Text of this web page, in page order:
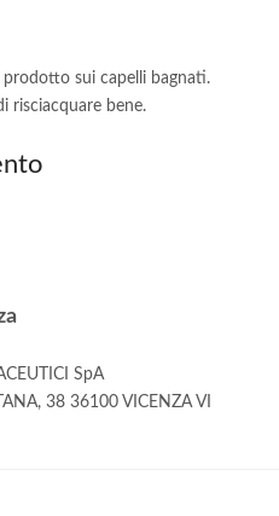
sui capelli bagnati.
risciacquare bene.
SpA
38 36100 VICENZA VI